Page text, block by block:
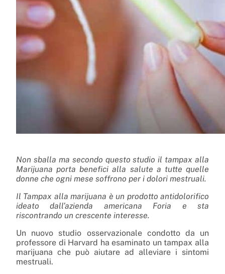
Non sballa ma secondo questo studio il tampax alla
Marijuana porta benefici alla salute a tutte quelle
donne che ogni mese soffrono per i dolori mestruali.
Il Tampax alla marijuana è un prodotto antidolorifico
ideato dall’azienda americana Foria e sta
riscontrando un crescente interesse.
Un nuovo studio osservazionale condotto da un
professore di Harvard ha esaminato un tampax alla
marijuana che può aiutare ad alleviare i sintomi
mestruali.